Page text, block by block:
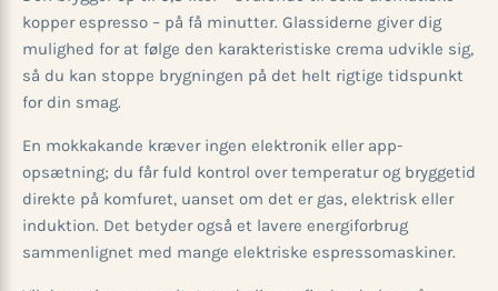
kopper espresso – på få minutter. Glassiderne giver dig
mulighed for at følge den karakteristiske crema udvikle sig,
så du kan stoppe brygningen på det helt rigtige tidspunkt
for din smag.
En mokkakande kræver ingen elektronik eller app-
opsætning; du får fuld kontrol over temperatur og bryggetid
direkte på komfuret, uanset om det er gas, elektrisk eller
induktion. Det betyder også et lavere energiforbrug
sammenlignet med mange elektriske espressomaskiner.